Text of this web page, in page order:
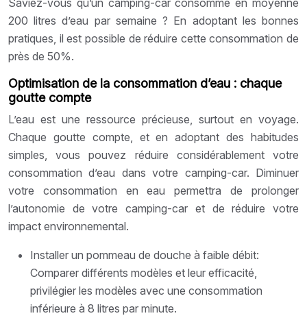
200 litres d’eau par semaine ? En adoptant les bonnes
pratiques, il est possible de réduire cette consommation de
près de 50%.
Optimisation de la consommation d’eau : chaque
goutte compte
L’eau est une ressource précieuse, surtout en voyage.
Chaque goutte compte, et en adoptant des habitudes
simples, vous pouvez réduire considérablement votre
consommation d’eau dans votre camping-car. Diminuer
votre consommation en eau permettra de prolonger
l’autonomie de votre camping-car et de réduire votre
impact environnemental.
Installer un pommeau de douche à faible débit:
Comparer différents modèles et leur efficacité,
privilégier les modèles avec une consommation
inférieure à 8 litres par minute.